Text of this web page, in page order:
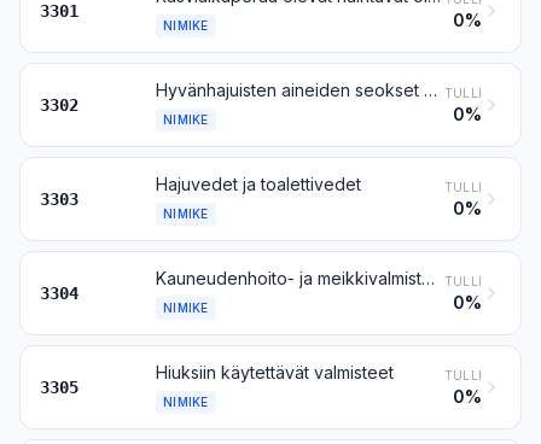
3301
NIMIKE 0%
3302
Hyvänhajuisten aineiden seokset sekä yhteen tai useampaan tällaiseen aineeseen perustuvat seokset (myös alkoholiliuokset), jollaisia käytetään raaka-aineena teollisuudessa; muut hyvänhajuisiin aineisiin perustuvat valmisteet, jollaisia käytetään juomien valmistukseen
NIMIKE
TULLI
0%
3303
Hajuvedet ja toalettivedet
NIMIKE
TULLI
0%
3304
Kauneudenhoito- ja meikkivalmisteet sekä ihonhoitovalmisteet (muut kuin lääkkeet), myös aurinkosuoja- ja rusketusvalmisteet; manikyyri- ja pedikyyrivalmisteet
NIMIKE
TULLI
0%
3305
Hiuksiin käytettävät valmisteet
NIMIKE
TULLI
0%